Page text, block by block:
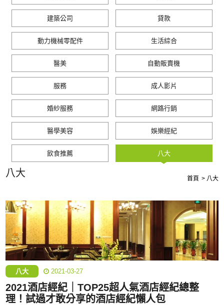
建築公司 貸款
動力機械零配件 生活綜合
醫美 自動販賣機
服務 成人影片
婚紗服務 網路行銷
醫學美容 娛樂經紀
飲食推薦 八大
八大
首頁 八大
八大 2021-03-27
2021酒店經紀｜TOP25超人氣酒店經紀總整
理！試過才敢分享的酒店經紀懶人包